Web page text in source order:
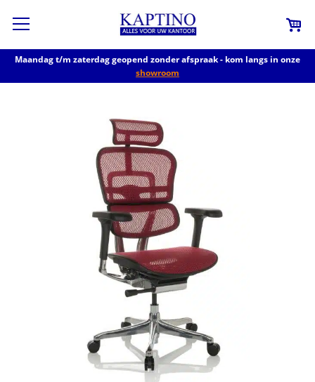
Maandag t/m zaterdag geopend zonder afspraak - kom langs in onze
showroom